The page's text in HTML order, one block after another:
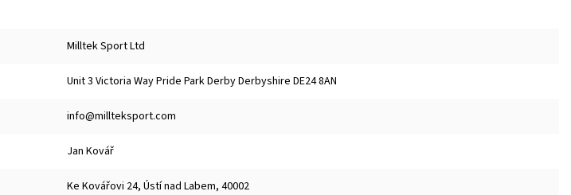
Milltek Sport Ltd
Unit 3 Victoria Way Pride Park Derby Derbyshire DE24 8AN
info@millteksport.com
Jan Kovář
Ke Kovářovi 24, Ústí nad Labem, 40002